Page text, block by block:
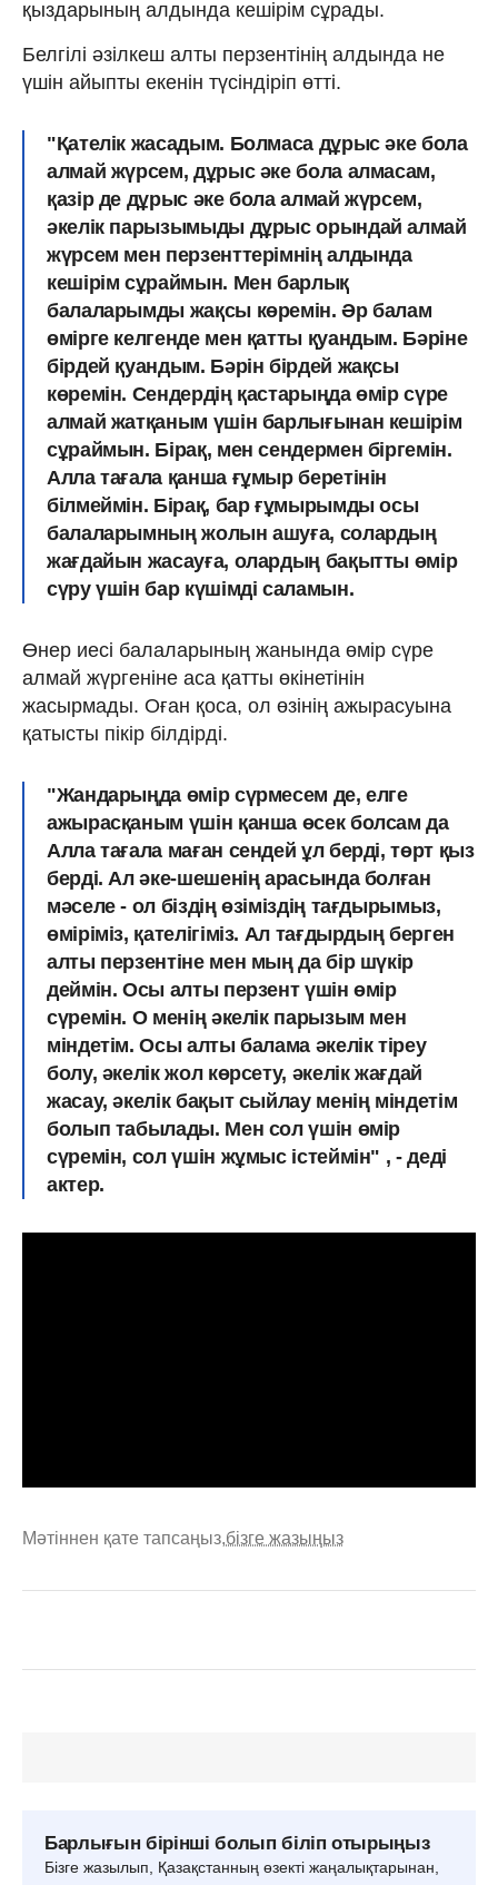
қыздарының алдында кешірім сұрады.
Белгілі әзілкеш алты перзентінің алдында не
үшін айыпты екенін түсіндіріп өтті.
"Қателік жасадым. Болмаса дұрыс әке бола
алмай жүрсем, дұрыс әке бола алмасам,
қазір де дұрыс әке бола алмай жүрсем,
әкелік парызымыды дұрыс орындай алмай
жүрсем мен перзенттерімнің алдында
кешірім сұраймын. Мен барлық
балаларымды жақсы көремін. Әр балам
өмірге келгенде мен қатты қуандым. Бәріне
бірдей қуандым. Бәрін бірдей жақсы
көремін. Сендердің қастарыңда өмір сүре
алмай жатқаным үшін барлығынан кешірім
сұраймын. Бірақ, мен сендермен біргемін.
Алла тағала қанша ғұмыр беретінін
білмеймін. Бірақ, бар ғұмырымды осы
балаларымның жолын ашуға, солардың
жағдайын жасауға, олардың бақытты өмір
сүру үшін бар күшімді саламын.
Өнер иесі балаларының жанында өмір сүре
алмай жүргеніне аса қатты өкінетінін
жасырмады. Оған қоса, ол өзінің ажырасуына
қатысты пікір білдірді.
"Жандарыңда өмір сүрмесем де, елге
ажырасқаным үшін қанша өсек болсам да
Алла тағала маған сендей ұл берді, төрт қыз
берді. Ал әке-шешенің арасында болған
мәселе - ол біздің өзіміздің тағдырымыз,
өміріміз, қателігіміз. Ал тағдырдың берген
алты перзентіне мен мың да бір шүкір
деймін. Осы алты перзент үшін өмір
сүремін. О менің әкелік парызым мен
міндетім. Осы алты балама әкелік тіреу
болу, әкелік жол көрсету, әкелік жағдай
жасау, әкелік бақыт сыйлау менің міндетім
болып табылады. Мен сол үшін өмір
сүремін, сол үшін жұмыс істеймін" , - деді
актер.
Мәтіннен қате тапсаңыз,бізге жазыңыз
Барлығын бірінші болып біліп отырыңыз
Бізге жазылып, Қазақстанның өзекті жаңалықтарынан,